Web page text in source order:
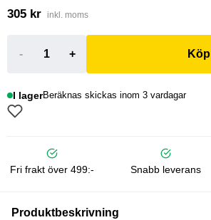
305 kr inkl. moms
- + Köp
I lagerBeräknas skickas inom 3 vardagar
Fri frakt över 499:- Snabb leverans
Produktbeskrivning